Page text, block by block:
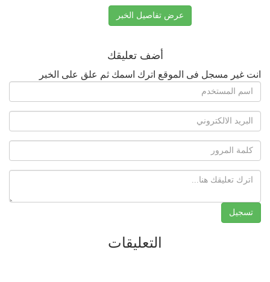
عرض تفاصيل الخبر
أضف تعليقك
انت غير مسجل فى الموقع اترك اسمك ثم علق على الخبر
التعليقات